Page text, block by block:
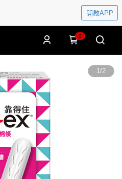
開啟APP
0
1/2